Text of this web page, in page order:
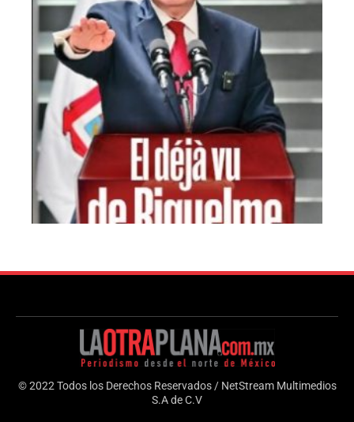
© 2022 Todos los Derechos Reservados / NetStream Multimedios
S.A de C.V